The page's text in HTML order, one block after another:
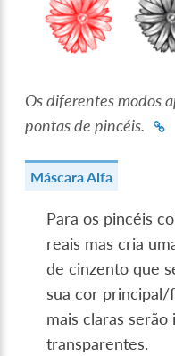
Os diferentes modos
pontas de pincéis.
Máscara Alfa
Para os pincéis
reais mas cria
de cinzento que
sua cor principal/
mais claras
transparentes.